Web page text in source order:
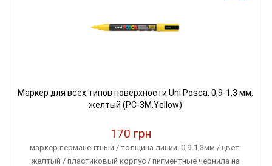
Маркер для всех типов поверхности Uni Posca, 0,9-1,3 мм,
желтый (PC-3M.Yellow)
170 грн
маркер перманентный / толщина линии: 0,9-1,3мм / цвет:
желтый / пластиковый корпус / пигментные чернила на